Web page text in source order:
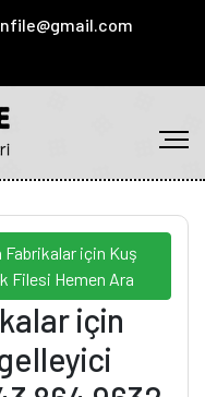
Fabrikalar için Kuş
Filesi Hemen Ara
için